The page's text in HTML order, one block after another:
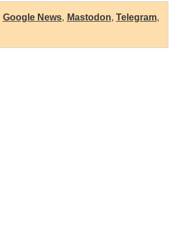
Google News, Mastodon, Telegram,